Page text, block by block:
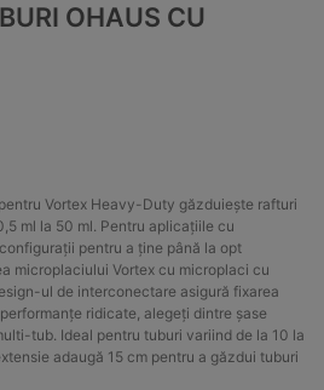
OHAUS CU
Vortex Heavy-Duty găzduiește rafturi
ml la 50 ml. Pentru aplicațiile cu
pentru a ține până la opt
microplaciului Vortex cu microplaci cu
ul de interconectare asigură fixarea
ridicate, alegeți dintre șase
tub. Ideal pentru tuburi variind de la 10 la
adaugă 15 cm pentru a găzdui tuburi